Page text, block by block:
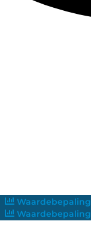
Waardebepaling
Waardebepaling